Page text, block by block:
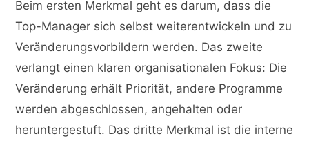
Beim ersten Merkmal geht es darum, dass die
Top-Manager sich selbst weiterentwickeln und zu
Veränderungsvorbildern werden. Das zweite
verlangt einen klaren organisationalen Fokus: Die
Veränderung erhält Priorität, andere Programme
werden abgeschlossen, angehalten oder
heruntergestuft. Das dritte Merkmal ist die interne